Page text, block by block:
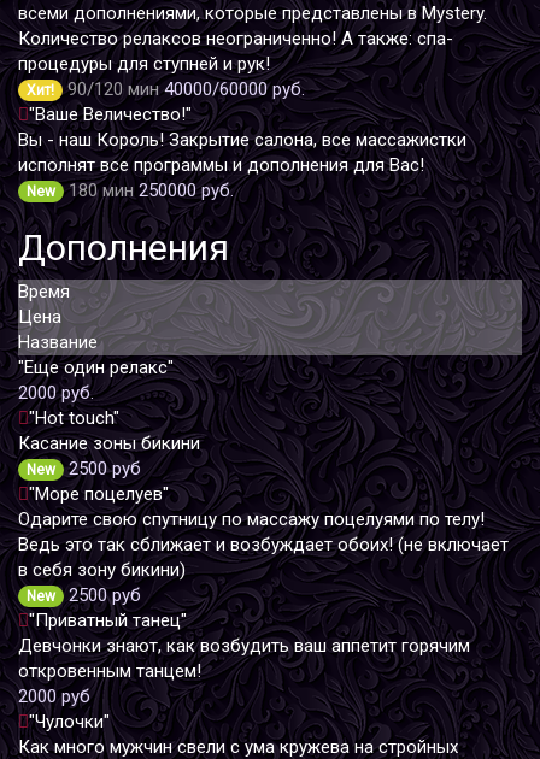
всеми дополнениями, которые представлены в Mystery.
Количество релаксов неограниченно! А также: спа-
процедуры для ступней и рук!
Хит! 90/120 мин 40000/60000 руб.
"Ваше Величество!"
Вы - наш Король! Закрытие салона, все массажистки
исполнят все программы и дополнения для Вас!
New 180 мин 250000 руб.
Дополнения
Время
Цена
Название
"Еще один релакс"
2000 руб.
"Hot touch"
Касание зоны бикини
New
2500 руб
"Море поцелуев"
Одарите свою спутницу по массажу поцелуями по телу!
Ведь это так сближает и возбуждает обоих! (не включает
в себя зону бикини)
New
2500 руб
"Приватный танец"
Девчонки знают, как возбудить ваш аппетит горячим
откровенным танцем!
2000 руб
"Чулочки"
Как много мужчин свели с ума кружева на стройных